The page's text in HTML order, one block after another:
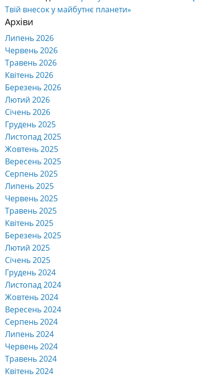
Твій внесок у майбутнє планети»
Архіви
Липень 2026
Червень 2026
Травень 2026
Квітень 2026
Березень 2026
Лютий 2026
Січень 2026
Грудень 2025
Листопад 2025
Жовтень 2025
Вересень 2025
Серпень 2025
Липень 2025
Червень 2025
Травень 2025
Квітень 2025
Березень 2025
Лютий 2025
Січень 2025
Грудень 2024
Листопад 2024
Жовтень 2024
Вересень 2024
Серпень 2024
Липень 2024
Червень 2024
Травень 2024
Квітень 2024